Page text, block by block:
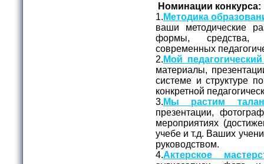
Номинации конкурса:
1. Методика
ваши методические
формы, средства,
современных
2. Мой
материалы,
системе и структуре
конкретной
3. Мы растим
презентации,
мероприятиях
учебе и т.д. Ваших
руководством.
4.Актерское